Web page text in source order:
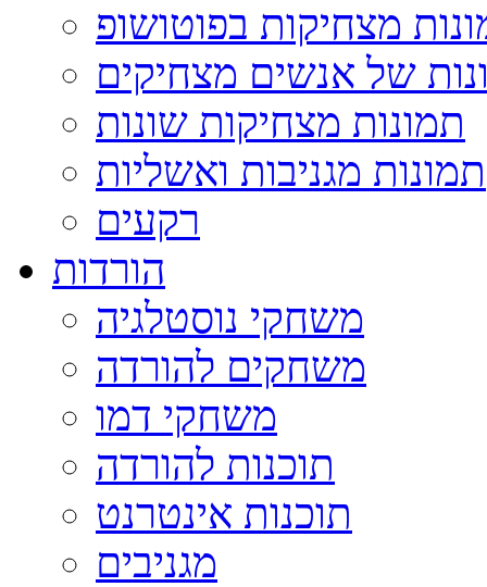
מצחיקות בפוטושופ
של אנשים מצחיקים
תמונות מצחיקות שונות
תמונות מגניבות ואשליות
רקעים
הורדות
משחקי נוסטלגיה
משחקים להורדה
משחקי דמו
תוכנות להורדה
תוכנות אינטרנט
מגניבים